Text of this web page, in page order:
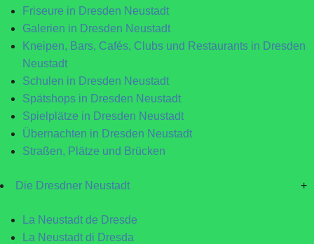
Friseure in Dresden Neustadt
Galerien in Dresden Neustadt
Kneipen, Bars, Cafés, Clubs und Restaurants in Dresden
Neustadt
Schulen in Dresden Neustadt
Spätshops in Dresden Neustadt
Spielplätze in Dresden Neustadt
Übernachten in Dresden Neustadt
Straßen, Plätze und Brücken
Die Dresdner Neustadt +
La Neustadt de Dresde
La Neustadt di Dresda